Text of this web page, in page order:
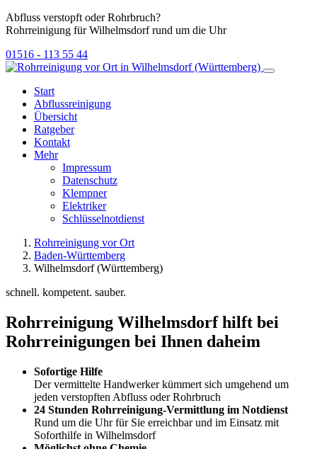
Abfluss verstopft oder Rohrbruch?
Rohrreinigung für Wilhelmsdorf rund um die Uhr
01516 - 113 55 44
Start
Abflussreinigung
Übersicht
Ratgeber
Kontakt
Mehr
Impressum
Datenschutz
Klempner
Elektriker
Schlüsselnotdienst
Rohrreinigung vor Ort
Baden-Württemberg
Wilhelmsdorf (Württemberg)
schnell. kompetent. sauber.
Rohrreinigung Wilhelmsdorf hilft bei
Rohrreinigungen bei Ihnen daheim
Sofortige Hilfe
Der vermittelte Handwerker kümmert sich umgehend um
jeden verstopften Abfluss oder Rohrbruch
24 Stunden Rohrreinigung-Vermittlung im Notdienst
Rund um die Uhr für Sie erreichbar und im Einsatz mit
Soforthilfe in Wilhelmsdorf